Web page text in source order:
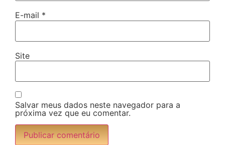
E-mail *
Site
Salvar meus dados neste navegador para a
próxima vez que eu comentar.